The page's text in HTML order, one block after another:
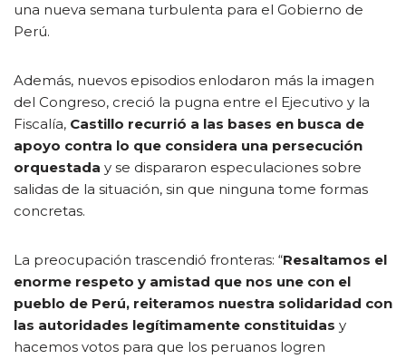
una nueva semana turbulenta para el Gobierno de
Perú.
Además, nuevos episodios enlodaron más la imagen
del Congreso, creció la pugna entre el Ejecutivo y la
Fiscalía, Castillo recurrió a las bases en busca de
apoyo contra lo que considera una persecución
orquestada y se dispararon especulaciones sobre
salidas de la situación, sin que ninguna tome formas
concretas.
La preocupación trascendió fronteras: “Resaltamos el
enorme respeto y amistad que nos une con el
pueblo de Perú, reiteramos nuestra solidaridad con
las autoridades legítimamente constituidas y
hacemos votos para que los peruanos logren